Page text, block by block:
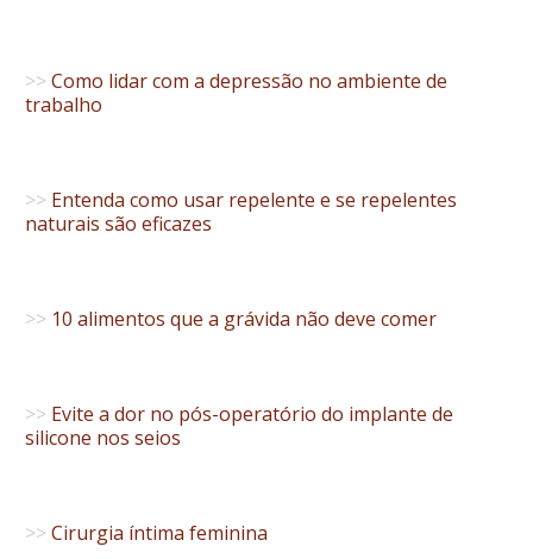
>> Como lidar com a depressão no ambiente de
trabalho
>> Entenda como usar repelente e se repelentes
naturais são eficazes
>> 10 alimentos que a grávida não deve comer
>> Evite a dor no pós-operatório do implante de
silicone nos seios
>> Cirurgia íntima feminina